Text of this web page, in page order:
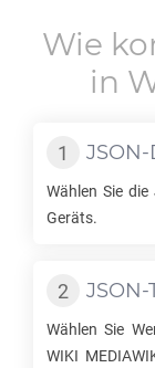
Wie
in
JSON-
Wählen Sie die
Geräts.
JSON-
Wählen Sie
WIKI